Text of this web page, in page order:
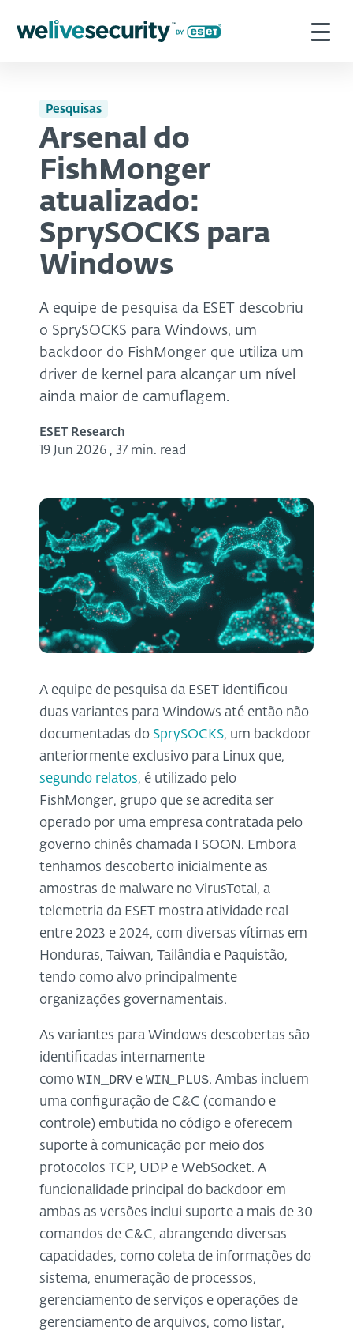
Pesquisas
Arsenal do
FishMonger
atualizado:
SprySOCKS para
Windows
A equipe de pesquisa da ESET descobriu
o SprySOCKS para Windows, um
backdoor do FishMonger que utiliza um
driver de kernel para alcançar um nível
ainda maior de camuflagem.
ESET Research
19 Jun 2026 , 37 min. read
A equipe de pesquisa da ESET identificou
duas variantes para Windows até então não
documentadas do SprySOCKS, um backdoor
anteriormente exclusivo para Linux que,
segundo relatos, é utilizado pelo
FishMonger, grupo que se acredita ser
operado por uma empresa contratada pelo
governo chinês chamada I SOON. Embora
tenhamos descoberto inicialmente as
amostras de malware no VirusTotal, a
telemetria da ESET mostra atividade real
entre 2023 e 2024, com diversas vítimas em
Honduras, Taiwan, Tailândia e Paquistão,
tendo como alvo principalmente
organizações governamentais.
As variantes para Windows descobertas são
identificadas internamente
como WIN_DRV e WIN_PLUS. Ambas incluem
uma configuração de C&C (comando e
controle) embutida no código e oferecem
suporte à comunicação por meio dos
protocolos TCP, UDP e WebSocket. A
funcionalidade principal do backdoor em
ambas as versões inclui suporte a mais de 30
comandos de C&C, abrangendo diversas
capacidades, como coleta de informações do
sistema, enumeração de processos,
gerenciamento de serviços e operações de
gerenciamento de arquivos, como listar,